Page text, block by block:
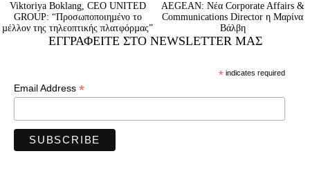
Viktoriya Boklang, CEO UNITED
GROUP: “Προσωποποιηµένο το
µέλλον της τηλεοπτικής πλατφόρµας”
AEGEAN: Νέα Corporate Affairs &
Communications Director η Μαρίνα
Βάλβη
ΕΓΓΡΑΦΕΊΤΕ ΣΤΟ NEWSLETTER ΜΑΣ
*indicates required
Email Address *